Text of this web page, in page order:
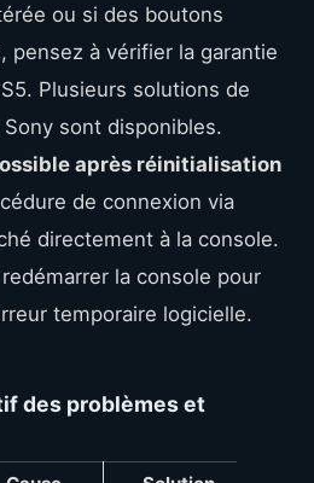
ou si des boutons
pensez à vérifier la garantie
Plusieurs solutions de
sont disponibles.
après réinitialisation
de connexion via
directement à la console.
redémarrer la console pour
temporaire logicielle.
des problèmes et